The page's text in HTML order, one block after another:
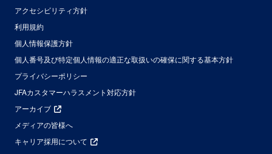
アクセシビリティ方針
利用規約
個人情報保護方針
個人番号及び特定個人情報の適正な取扱いの確保に関する基本方針
プライバシーポリシー
JFAカスタマーハラスメント対応方針
アーカイブ
メディアの皆様へ
キャリア採用について